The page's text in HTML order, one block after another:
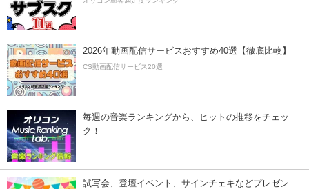
2026年動画配信サービスおすすめ40選【徹底比較】
CS動画配信サービス20選
毎週の音楽ランキングから、ヒットの推移をチェッ
ク！
試写会、登壇イベント、サインチェキなどプレゼン